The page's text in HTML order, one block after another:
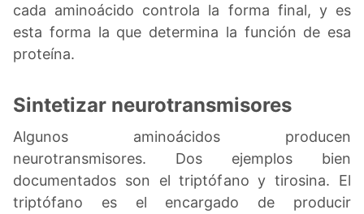
cada aminoácido controla la forma final, y es
esta forma la que determina la función de esa
proteína.
Sintetizar neurotransmisores
Algunos aminoácidos producen
neurotransmisores. Dos ejemplos bien
documentados son el triptófano y tirosina. El
triptófano es el encargado de producir